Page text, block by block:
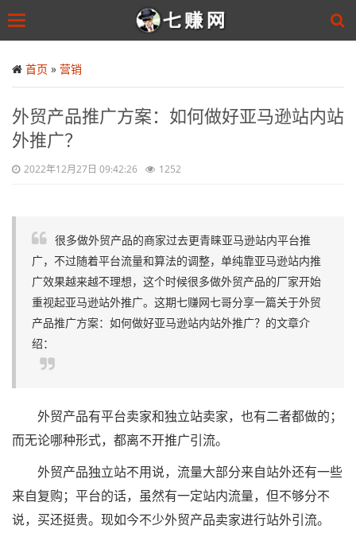
to
main
Toggle
首页 » 营销
外贸产品推广方案：如何做好亚马逊站内站
外推广？
2022年12月27日 09:42:26 1252
很多做外贸产品的商家过去更青睐亚马逊站内平台推
广，不过随着平台流量和算法的调整，单纯靠亚马逊站内推
广效果越来越不理想，这个时候很多做外贸产品的厂家开始
重视起亚马逊站外推广。这期七赚网七哥分享一篇关于外贸
产品推广方案：如何做好亚马逊站内站外推广？的文章介
绍：
外贸产品有平台卖家和独立站卖家，也有二者都做的；
而无论哪种形式，都离不开推广引流。
外贸产品独立站不用说，流量大部分来自站外还有一些
来自复购；平台的话，虽然有一定站内流量，但不够分不
说，买还挺贵。现如今不少外贸产品卖家进行站外引流。